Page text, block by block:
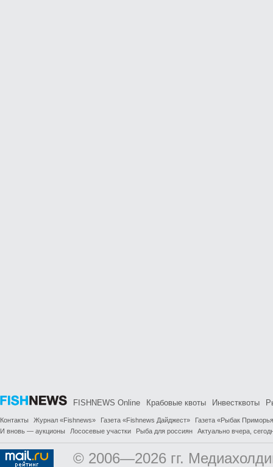
FISHNEWS Online Крабовые квоты Инвестквоты
Контакты Журнал «Fishnews» Газета «Fishnews Дайджест»
Газета «Рыбак
И вновь — аукционы
Лососевые участки Рыба для россиян Актуально вчера,
© 2006—2026 гг.